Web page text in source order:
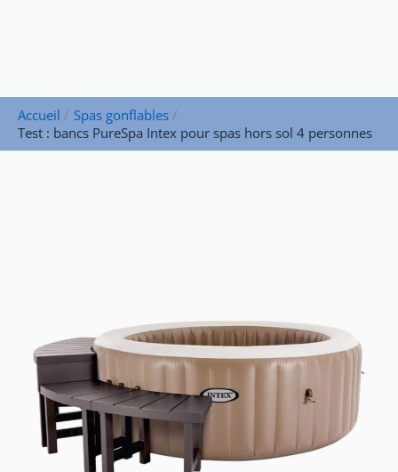
Accueil
Spas gonflables
Test : bancs PureSpa Intex pour spas hors sol 4 personnes